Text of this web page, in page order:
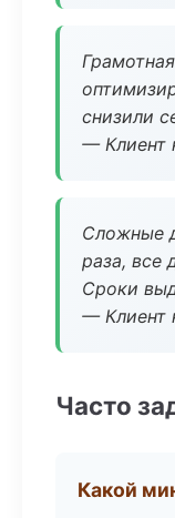
снизили
— Клиент
Сложные
раза, все
Сроки
— Клиент
Часто
Какой